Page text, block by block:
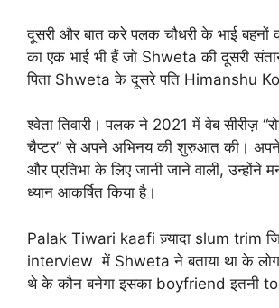
दूसरी और बात करे पलक चौधरी के भाई बहनों
का एक भाई भी हैं जो Shweta की दूसरी
पिता Shweta के दूसरे पति Himanshu
श्वेता तिवारी। पलक ने 2021 में वेब सीरीज़
चैप्टर” से अपने अभिनय की शुरुआत की।
और प्रतिभा के लिए जानी जाने वाली, उन्होंने
ध्यान आकर्षित किया है।
Palak Tiwari kaafi ज़्यादा slum trim
interview में Shweta ने बताया था के
थे के कौन बनेगा इसका boyfriend इतनी